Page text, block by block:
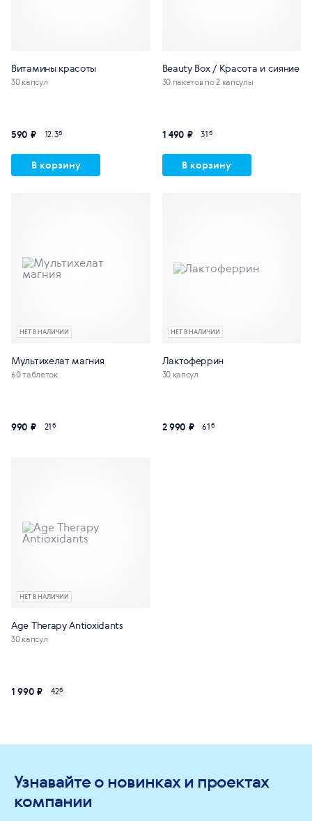
Витамины красоты
30 капсул
590 ₽ 12.3б
В корзину
Beauty Box / Красота и сияние
30 пакетов по 2 капсулы
1 490 ₽ 31б
В корзину
НЕТ В НАЛИЧИИ
Мультихелат магния
60 таблеток
990 ₽ 21б
НЕТ В НАЛИЧИИ
Лактоферрин
30 капсул
2 990 ₽ 61б
НЕТ В НАЛИЧИИ
Age Тhеrару Antioxidants
30 капсул
1 990 ₽ 42б
Узнавайте о новинках и проектах
компании